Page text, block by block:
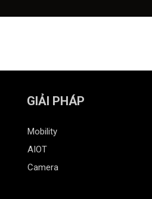
GIẢI PHÁP
Mobility
AIOT
Camera